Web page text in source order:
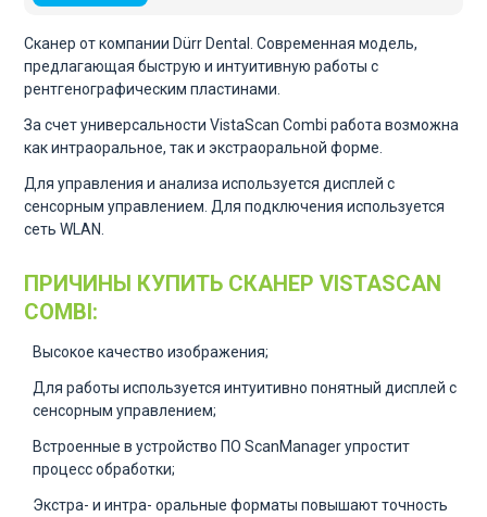
Сканер от компании Dürr Dental. Современная модель,
предлагающая быструю и интуитивную работы с
рентгенографическим пластинами.
За счет универсальности VistaScan Combi работа возможна
как интраоральное, так и экстраоральной форме.
Для управления и анализа используется дисплей с
сенсорным управлением. Для подключения используется
сеть WLAN.
ПРИЧИНЫ КУПИТЬ СКАНЕР VISTASCAN
COMBI:
Высокое качество изображения;
Для работы используется интуитивно понятный дисплей с
сенсорным управлением;
Встроенные в устройство ПО ScanManager упростит
процесс обработки;
Экстра- и интра- оральные форматы повышают точность